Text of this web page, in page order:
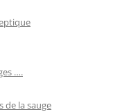
….
de la sauge